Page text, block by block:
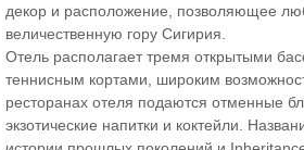
декор и расположение, позволяющее
величественную гору Сигирия.
Отель располагает тремя открытыми
теннисным кортами, широким
ресторанах отеля подаются отменные
экзотические напитки и коктейли.